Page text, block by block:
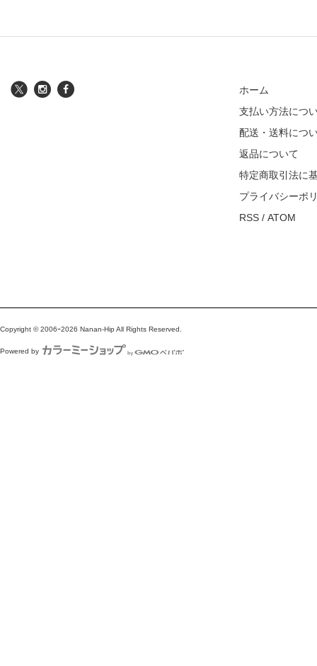
ホーム
支払い方法につ
配送・送料につ
返品について
特定商取引法に
プライバシーポ
RSS / ATOM
Copyright © 2006ｰ2026 Nanan-Hip All Rights Reserved.
Powered by